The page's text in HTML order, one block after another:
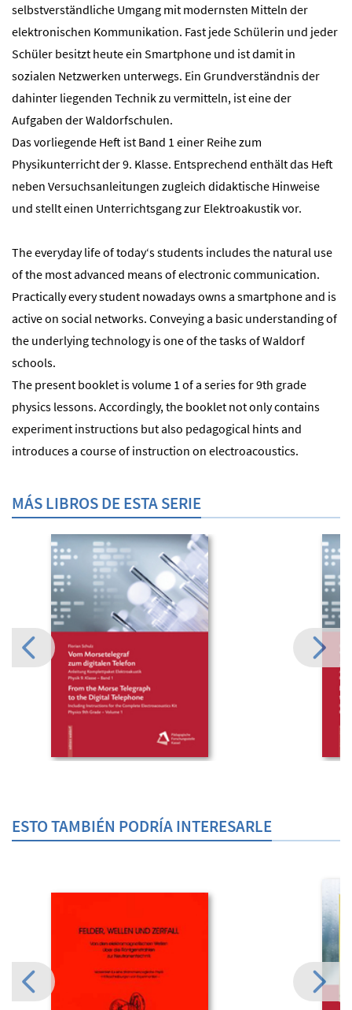
selbstverständliche Umgang mit modernsten Mitteln der
elektronischen Kommunikation. Fast jede Schülerin und jeder
Schüler besitzt heute ein Smartphone und ist damit in
sozialen Netzwerken unterwegs. Ein Grundverständnis der
dahinter liegenden Technik zu vermitteln, ist eine der
Aufgaben der Waldorfschulen.
Das vorliegende Heft ist Band 1 einer Reihe zum
Physikunterricht der 9. Klasse. Entsprechend enthält das Heft
neben Versuchsanleitungen zugleich didaktische Hinweise
und stellt einen Unterrichtsgang zur Elektroakustik vor.
The everyday life of today‘s students includes the natural use
of the most advanced means of electronic communication.
Practically every student nowadays owns a smartphone and is
active on social networks. Conveying a basic understanding of
the underlying technology is one of the tasks of Waldorf
schools.
The present booklet is volume 1 of a series for 9th grade
physics lessons. Accordingly, the booklet not only contains
experiment instructions but also pedagogical hints and
introduces a course of instruction on electroacoustics.
MÁS LIBROS DE ESTA SERIE
ESTO TAMBIÉN PODRÍA INTERESARLE